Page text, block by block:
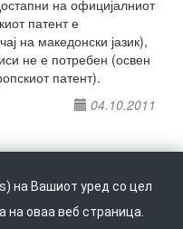
на официјалниот
патент е
на македонски јазик),
не е потребен (освен
патент).
04.10.2011
на Вашиот уред со цел
на оваа веб страница.